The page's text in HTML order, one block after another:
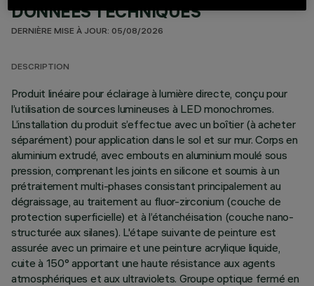
DONNÉES TECHNIQUES
DERNIÈRE MISE À JOUR: 05/08/2026
DESCRIPTION
Produit linéaire pour éclairage à lumière directe, conçu pour
l’utilisation de sources lumineuses à LED monochromes.
L’installation du produit s’effectue avec un boîtier (à acheter
séparément) pour application dans le sol et sur mur. Corps en
aluminium extrudé, avec embouts en aluminium moulé sous
pression, comprenant les joints en silicone et soumis à un
prétraitement multi-phases consistant principalement au
dégraissage, au traitement au fluor-zirconium (couche de
protection superficielle) et à l’étanchéisation (couche nano-
structurée aux silanes). L'étape suivante de peinture est
assurée avec un primaire et une peinture acrylique liquide,
cuite à 150° apportant une haute résistance aux agents
atmosphériques et aux ultraviolets. Groupe optique fermé en